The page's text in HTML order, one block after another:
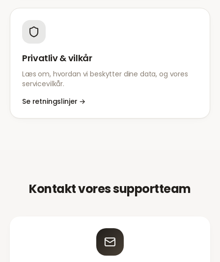
Privatliv & vilkår
Læs om, hvordan vi beskytter dine data, og vores
servicevilkår.
Se retningslinjer →
Kontakt vores supportteam